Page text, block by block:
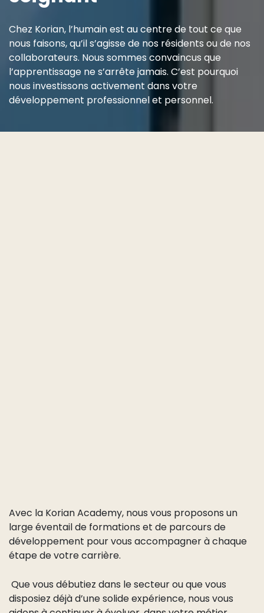
Chez Korian, l’humain est au centre de tout ce que
nous faisons, qu’il s’agisse de nos résidents ou de nos
collaborateurs. Nous sommes convaincus que
l’apprentissage ne s’arrête jamais. C’est pourquoi
nous investissons activement dans votre
développement professionnel et personnel.
Avec la Korian Academy, nous vous proposons un
large éventail de formations et de parcours de
développement pour vous accompagner à chaque
étape de votre carrière.
Que vous débutiez dans le secteur ou que vous
disposiez déjà d’une solide expérience, nous vous